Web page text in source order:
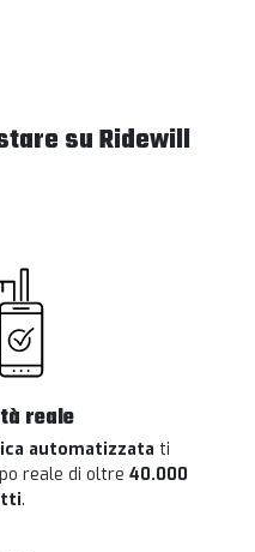
su Ridewill
reale
automatizzata ti
reale di oltre 40.000
.